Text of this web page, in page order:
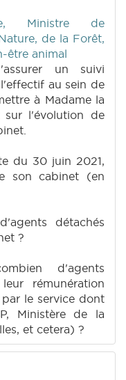
Ministre de
de la Forêt,
être animal
un suivi
au sein de
à Madame la
l'évolution de
du 30 juin 2021,
son cabinet (en
détachés
?
d'agents
rémunération
le service dont
Ministère de la
et cetera) ?